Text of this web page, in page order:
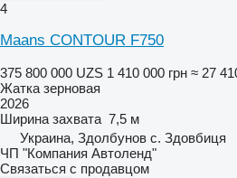
4
Maans СONTOUR F750
375 800 000 UZS 1 410 000 грн ≈ 27
Жатка зерновая
2026
Ширина захвата 7,5 м
Украина, Здолбунов с. Здовбиця
ЧП "Компания Автоленд"
Связаться с продавцом